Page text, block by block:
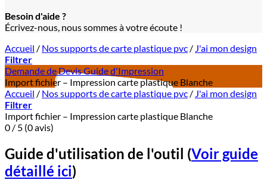
Besoin d'aide ?
Écrivez-nous, nous sommes à votre écoute !
Accueil / Nos supports de carte plastique pvc / J'ai mon design
Filtrer
Demande de DevisGuide d'Impression
Import fichier – Impression carte plastique Blanche
Accueil / Nos supports de carte plastique pvc / J'ai mon design
Filtrer
Import fichier – Impression carte plastique Blanche
0 / 5 (0 avis)
Guide d'utilisation de l'outil (Voir guide
détaillé ici)